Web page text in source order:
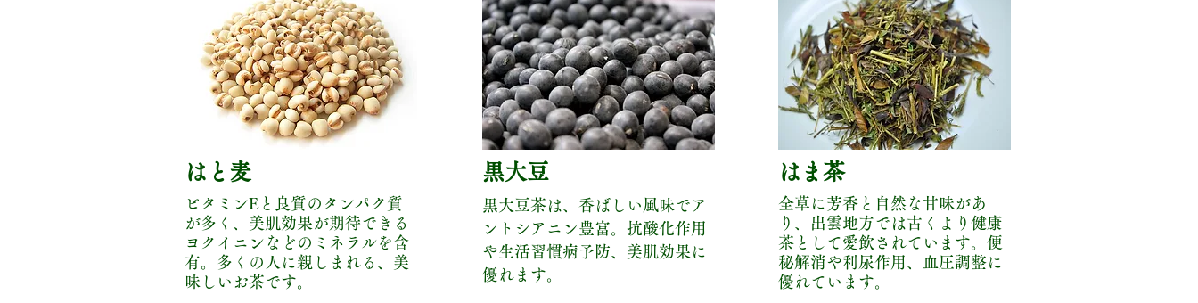
はと麦
ビタミンEと良質のタンパク質
が多く、美肌効果が期待できる
ヨクイニンなどのミネラルを含
有。多くの人に親しまれる、美
味しいお茶です。
​黒大豆
黒大豆茶は、香ばしい風味でア
ントシアニン豊富。抗酸化作用
や生活習慣病予防、美肌効果に
優れます。
​はま茶
全草に芳香と自然な甘味があ
り、出雲地方では古くより健康
茶として愛飲されています。便
秘解消や利尿作用、血圧調整に
優れています。